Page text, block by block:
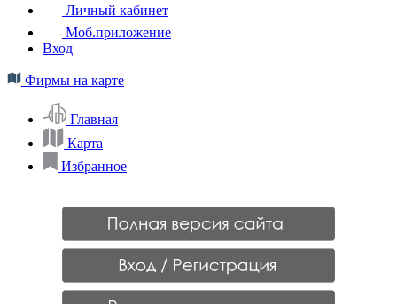
Личный кабинет
Моб.приложение
Вход
Фирмы на карте
Главная
Карта
Избранное